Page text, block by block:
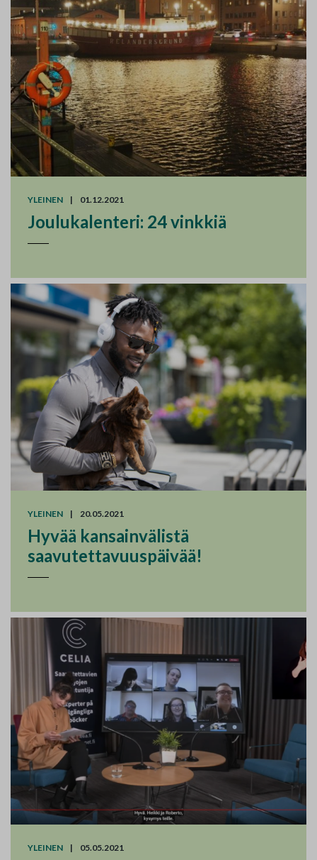
YLEINEN | 01.12.2021
Joulukalenteri: 24 vinkkiä
YLEINEN | 20.05.2021
Hyvää kansainvälistä
saavutettavuuspäivää!
YLEINEN | 05.05.2021